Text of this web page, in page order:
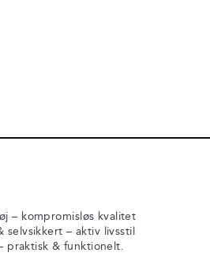
– kompromisløs kvalitet
– aktiv livsstil
praktisk & funktionelt.